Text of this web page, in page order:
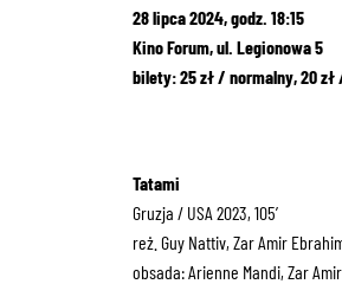
28 lipca 2024, godz. 18:15
Kino Forum, ul. Legionowa 5
bilety: 25 zł / normalny, 20
Tatami
Gruzja / USA 2023, 105′
reż. Guy Nattiv, Zar Amir
obsada: Arienne Mandi, Zar